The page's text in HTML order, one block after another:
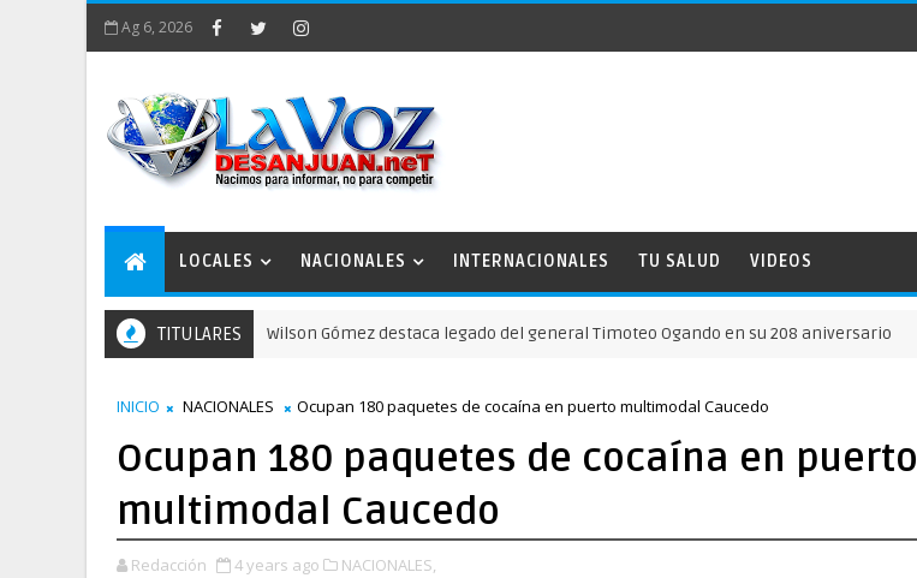
Ag 6, 2026
LOCALES NACIONALES INTERNACIONALES TU SALUD VIDEOS
TITULARES
NOTICIAS DE SAN JUAN Wilson Gómez destaca legado del general Timoteo Ogando en su 208 aniversario
INICIO NACIONALES Ocupan 180 paquetes de cocaína en puerto multimodal Caucedo
Ocupan 180 paquetes de cocaína en puerto
multimodal Caucedo
Redacción 4 years ago NACIONALES,